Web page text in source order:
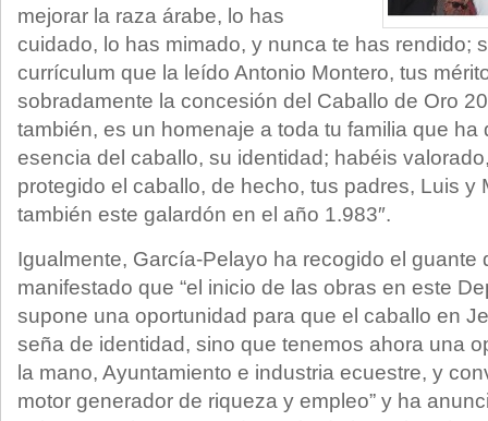
mejorar la raza árabe, lo has
cuidado, lo has mimado, y nunca te has rendido;
currículum que la leído Antonio Montero, tus
sobradamente la concesión del Caballo de Oro
también, es un homenaje a toda tu familia que ha
esencia del caballo, su identidad; habéis
protegido el caballo, de hecho, tus padres, Luis y
también este galardón en el año 1.983″.
Igualmente, García-Pelayo ha recogido el guante
manifestado que “el inicio de las obras en este
supone una oportunidad para que el caballo en
seña de identidad, sino que tenemos ahora una
la mano, Ayuntamiento e industria ecuestre, y
motor generador de riqueza y empleo” y ha